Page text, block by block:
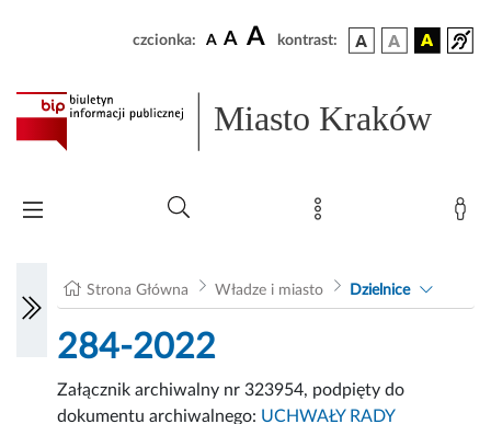
czcionka: A A A kontrast:
Miasto Kraków
Strona Główna Władze i miasto Dzielnice
284-2022
Załącznik archiwalny nr 323954, podpięty do
dokumentu archiwalnego: UCHWAŁY RADY